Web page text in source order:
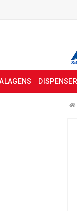
DISPENSER